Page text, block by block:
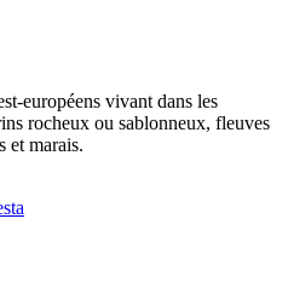
européens vivant dans les
rocheux ou sablonneux, fleuves
et marais.